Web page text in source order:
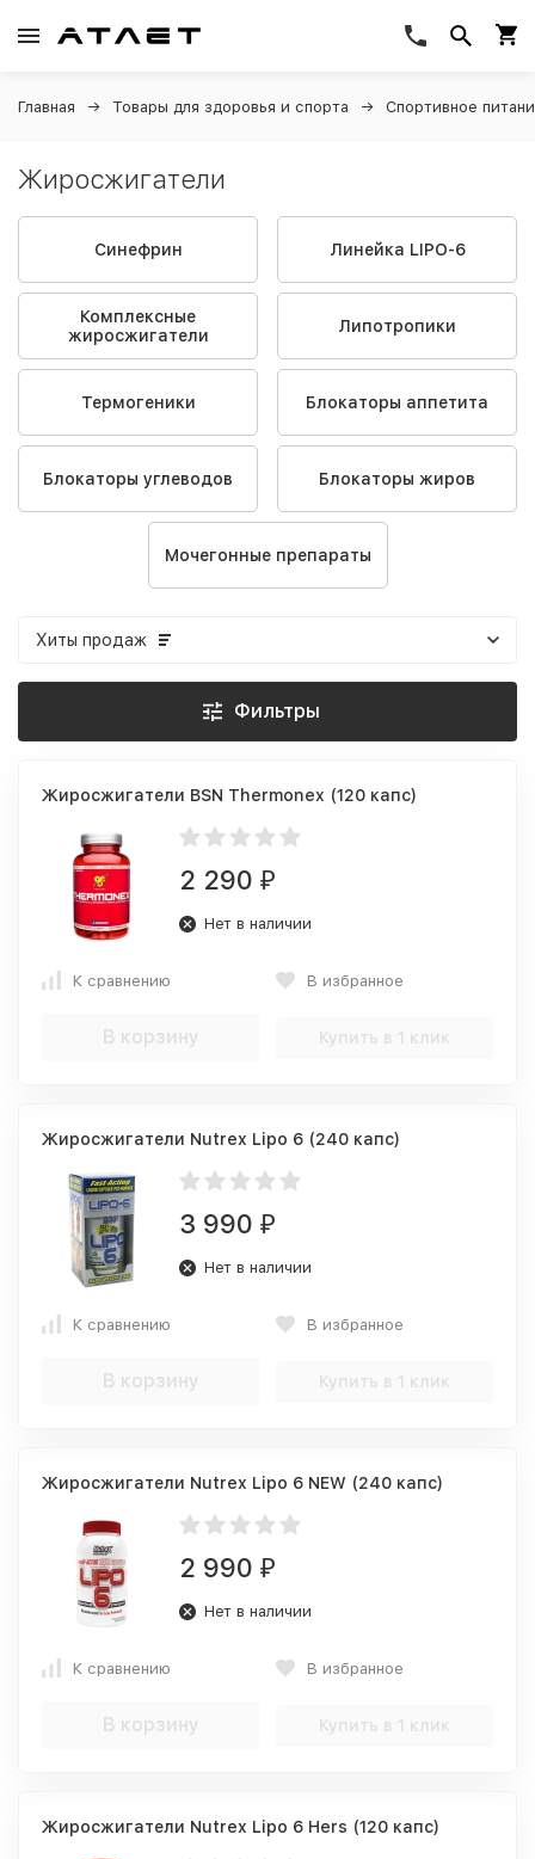
Главная Товары для здоровья и спорта Спортивное
Жиросжигатели
Синефрин Линейка LIPO-6
Комплексные
жиросжигатели
Липотропики
Термогеники Блокаторы аппетита
Блокаторы углеводов Блокаторы жиров
Мочегонные препараты
Хиты продаж
Фильтры
Жиросжигатели BSN Thermonex (120 капс)
2 290 ₽
Нет в наличии
К сравнению В избранное
В корзину Купить в 1 клик
Жиросжигатели Nutrex Lipo 6 (240 капс)
3 990 ₽
Нет в наличии
К сравнению В избранное
В корзину Купить в 1 клик
Жиросжигатели Nutrex Lipo 6 NEW (240 капс)
2 990 ₽
Нет в наличии
К сравнению В избранное
В корзину Купить в 1 клик
Жиросжигатели Nutrex Lipo 6 Hers (120 капс)